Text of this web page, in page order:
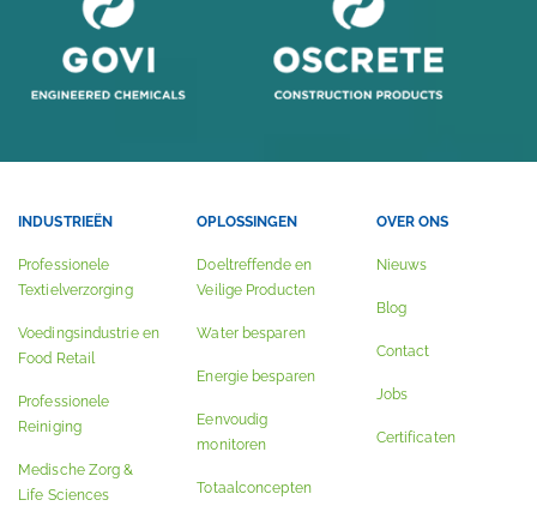
INDUSTRIEËN
Professionele
Textielverzorging
Voedingsindustrie en
Food Retail
Professionele
Reiniging
Medische Zorg &
Life Sciences
OPLOSSINGEN
Doeltreffende en
Veilige Producten
Water besparen
Energie besparen
Eenvoudig
monitoren
Totaalconcepten
OVER ONS
Nieuws
Blog
Contact
Jobs
Certificaten